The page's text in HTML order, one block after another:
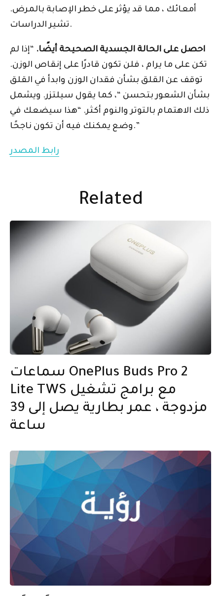
أمعائك ، مما قد يؤثر على خطر الإصابة بالمرض.
تشير الدراسات.
احصل على الحالة الجسدية الصحيحة أيضًا. “إذا لم
تكن على ما يرام ، فلن تكون قادرًا على إنقاص الوزن.
توقف عن القلق بشأن فقدان الوزن وابدأ في القلق
بشأن الشعور بتحسن “، كما يقول سيلتزر. ويشمل
ذلك الاهتمام بالتوتر والنوم أكثر. “هذا سيضعك في
وضع يمكنك فيه أن تكون ناجحًا.”
رابط المصدر
Related
سماعات OnePlus Buds Pro 2
Lite TWS مع برامج تشغيل
مزدوجة ، عمر بطارية يصل إلى 39
ساعة